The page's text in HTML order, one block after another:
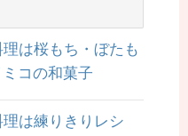
は桜もち・ぼたも
コの和菓子
は練りきりレシ